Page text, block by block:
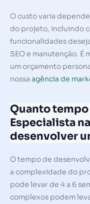
O custo varia
do projeto, incluindo
funcionalidades
SEO e manutenção. É
um orçamento
nossa agência de
Quanto tempo
Especialista
desenvolver
O tempo de
a complexidade do
pode levar de 4 a 6
complexos podem